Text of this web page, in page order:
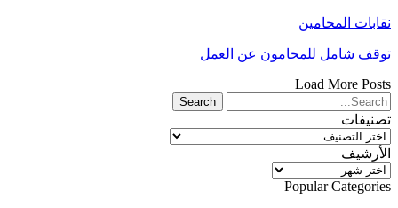
نقابات المحامين
توقف شامل للمحامون عن العمل
Load More Posts
تصنيفات
تصنيفات
الأرشيف
الأرشيف
Popular Categories